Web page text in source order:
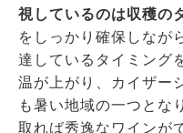
視しているのは収穫の
をしっかり確保しなが
達しているタイミング
温が上がり、カイザー
も暑い地域の一つとな
取れば秀逸なワインが